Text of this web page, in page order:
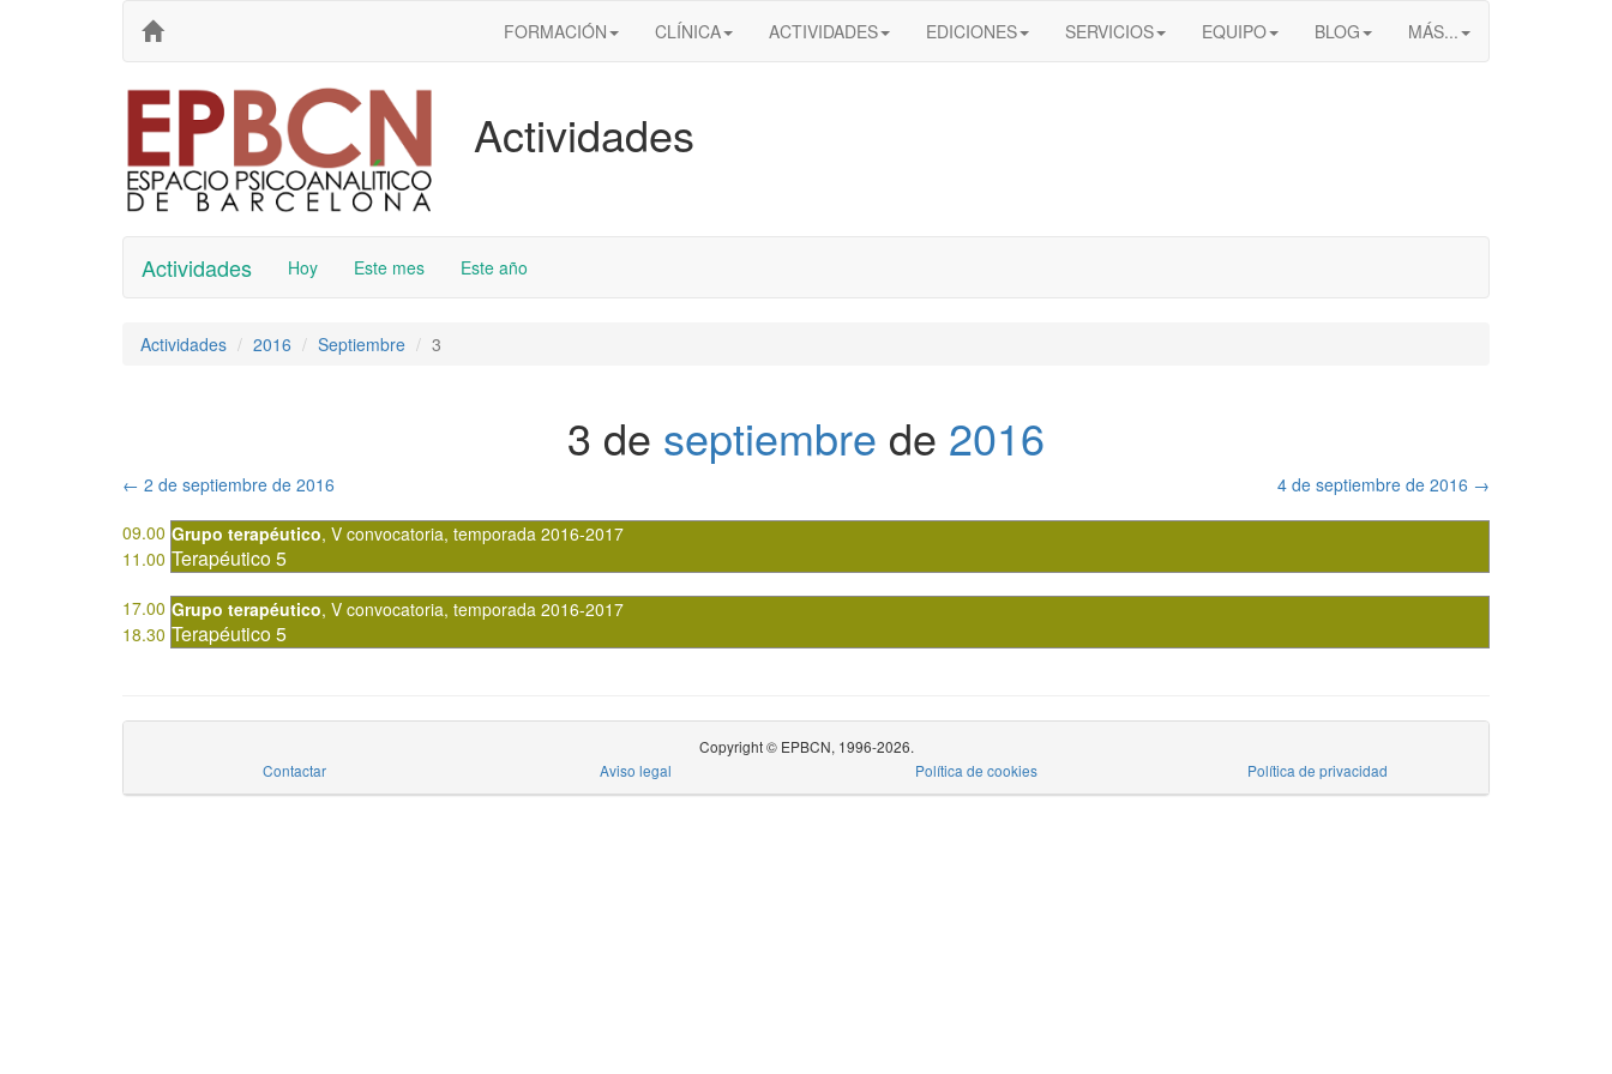
FORMACIÓN CLÍNICA ACTIVIDADES EDICIONES SERVICIOS EQUIPO BLOG MÁS...
Actividades
Actividades Hoy Este mes Este año
Actividades 2016 Septiembre 3
3 de septiembre de 2016
← 2 de septiembre de 2016 4 de septiembre de 2016 →
09.00 Grupo terapéutico, V convocatoria, temporada 2016-2017
Terapéutico 5
11.00
17.00 Grupo terapéutico, V convocatoria, temporada 2016-2017
Terapéutico 5
18.30
Copyright © EPBCN, 1996-2026.
Contactar
Aviso legal Política de cookies Política de privacidad